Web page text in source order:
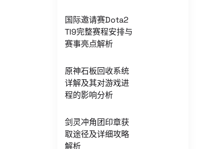
国际邀请赛Dota2
TI9完整赛程安排与
赛事亮点解析
原神石板回收系统
详解及其对游戏进
程的影响分析
剑灵冲角团印章获
取途径及详细攻略
解析